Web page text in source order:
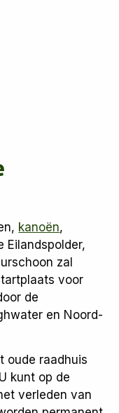
kanoën,
Eilandspolder,
zal
voor
de
en Noord-
oude raadhuis
kunt op de
verleden van